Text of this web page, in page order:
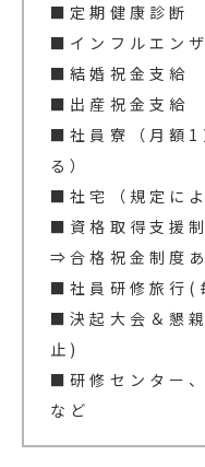
■定期健康診断
■インフルエン
■結婚祝金支給
■出産祝金支給
■社員寮（月額1
る）
■社宅（規定によ
■資格取得支援
⇒合格祝金制度
■社員研修旅行(
■決起大会＆懇
止)
■研修センター
など